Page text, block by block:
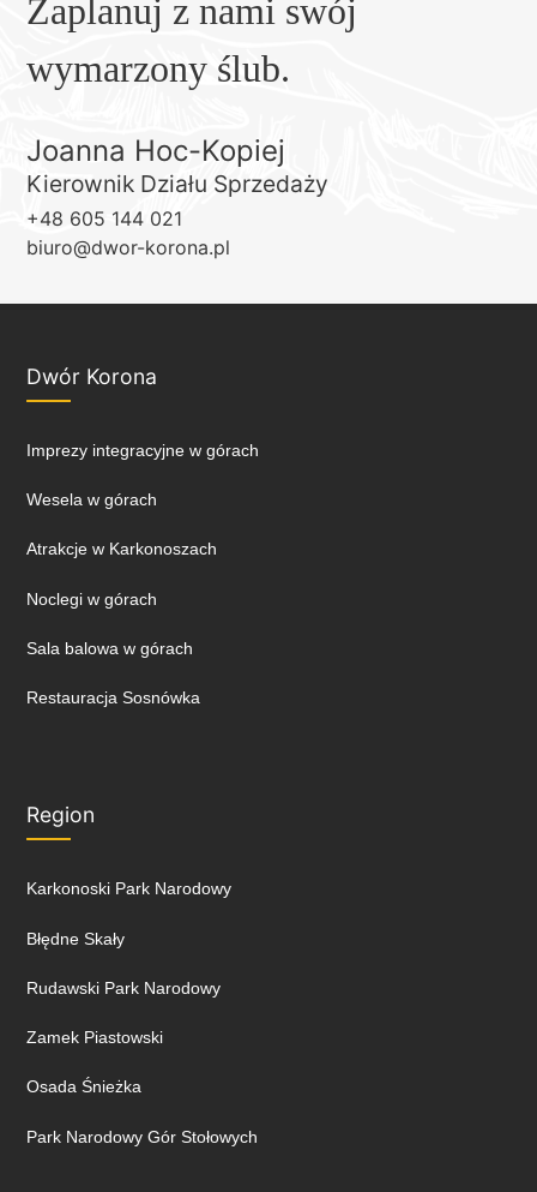
Zaplanuj z nami swój
wymarzony ślub.
Joanna Hoc-Kopiej
Kierownik Działu Sprzedaży
+48 605 144 021
biuro@dwor-korona.pl
Dwór Korona
Imprezy integracyjne w górach
Wesela w górach
Atrakcje w Karkonoszach
Noclegi w górach
Sala balowa w górach
Restauracja Sosnówka
Region
Karkonoski Park Narodowy
Błędne Skały
Rudawski Park Narodowy
Zamek Piastowski
Osada Śnieżka
Park Narodowy Gór Stołowych